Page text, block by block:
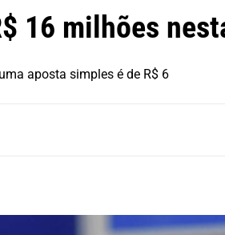
16 milhões
aposta simples é de R$ 6